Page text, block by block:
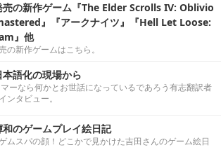
売の新作ゲーム『The Elder Scrolls IV: Oblivio
』『アークナイツ』『Hell Let Loose:
』他
の新作ゲームはこちら。
語化の現場から
ーなら何かとお世話になっているであろう有志翻訳者
ンタビュー。
和のゲームプレイ絵日記
ムスパの顔！どこかで見かけた吉田さんのゲーム絵日